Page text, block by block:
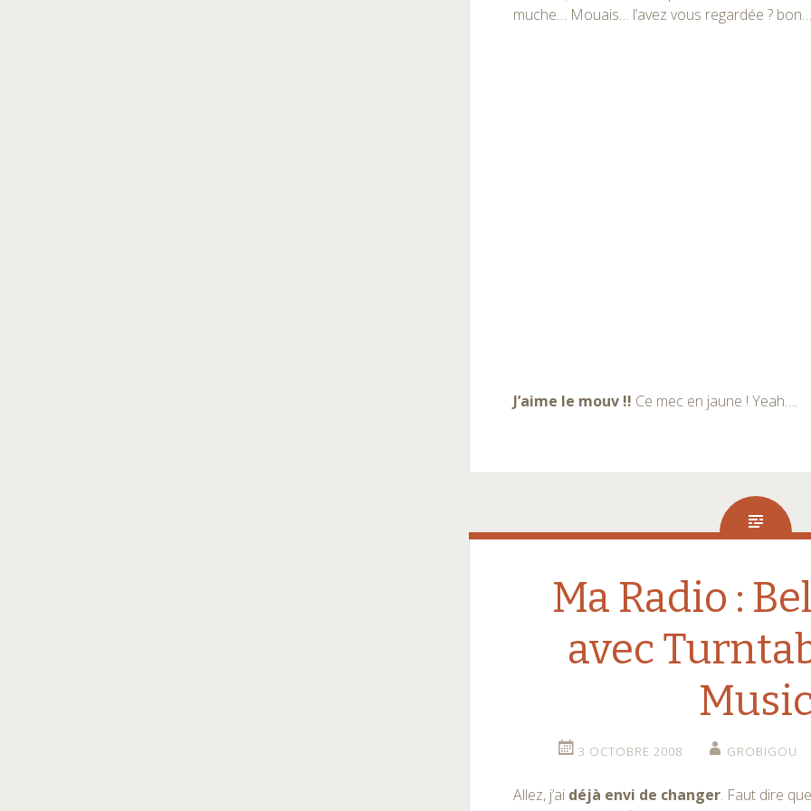
muche… Mouais… l’avez vous regardée ?
J’aime le mouv !! Ce mec en jaune ! Yeah….
Ma Radio :
avec
3 OCTOBRE 2008 GROBIGOU
Allez, j’ai déjà envi de changer. Faut dire